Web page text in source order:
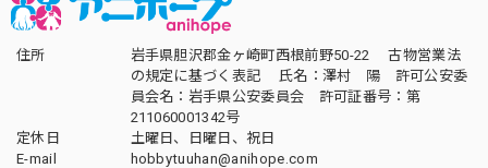
住所
岩手県胆沢郡金ヶ崎町西根前野50-22 古物営業法
の規定に基づく表記 氏名：澤村 陽 許可公安委
員会名：岩手県公安委員会 許可証番号：第
211060001342号
定休日
土曜日、日曜日、祝日
E-mail
hobbytuuhan@anihope.com